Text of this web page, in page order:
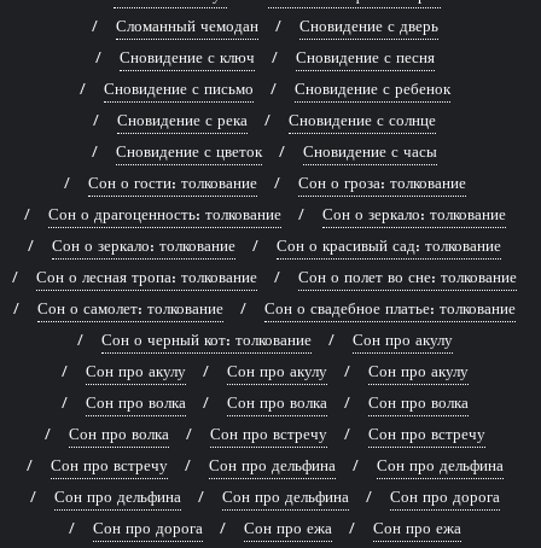
Сломанный чемодан
Сновидение с дверь
Сновидение с ключ
Сновидение с песня
Сновидение с письмо
Сновидение с ребенок
Сновидение с река
Сновидение с солнце
Сновидение с цветок
Сновидение с часы
Сон о гости: толкование
Сон о гроза: толкование
Сон о драгоценность: толкование
Сон о зеркало: толкование
Сон о зеркало: толкование
Сон о красивый сад: толкование
Сон о лесная тропа: толкование
Сон о полет во сне: толкование
Сон о самолет: толкование
Сон о свадебное платье: толкование
Сон о черный кот: толкование
Сон про акулу
Сон про акулу
Сон про акулу
Сон про акулу
Сон про волка
Сон про волка
Сон про волка
Сон про волка
Сон про встречу
Сон про встречу
Сон про встречу
Сон про дельфина
Сон про дельфина
Сон про дельфина
Сон про дельфина
Сон про дорога
Сон про дорога
Сон про ежа
Сон про ежа